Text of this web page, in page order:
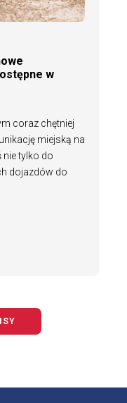
w
coraz chętniej
miejską na
nie tylko do
dojazdów do